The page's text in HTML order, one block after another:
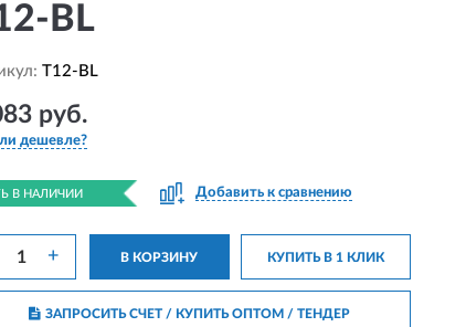
BL
T12-BL
руб.
дешевле?
В НАЛИЧИИ Добавить к сравнению
+ В КОРЗИНУ КУПИТЬ В 1 КЛИК
ЗАПРОСИТЬ СЧЕТ / КУПИТЬ ОПТОМ/ ТЕНДЕР